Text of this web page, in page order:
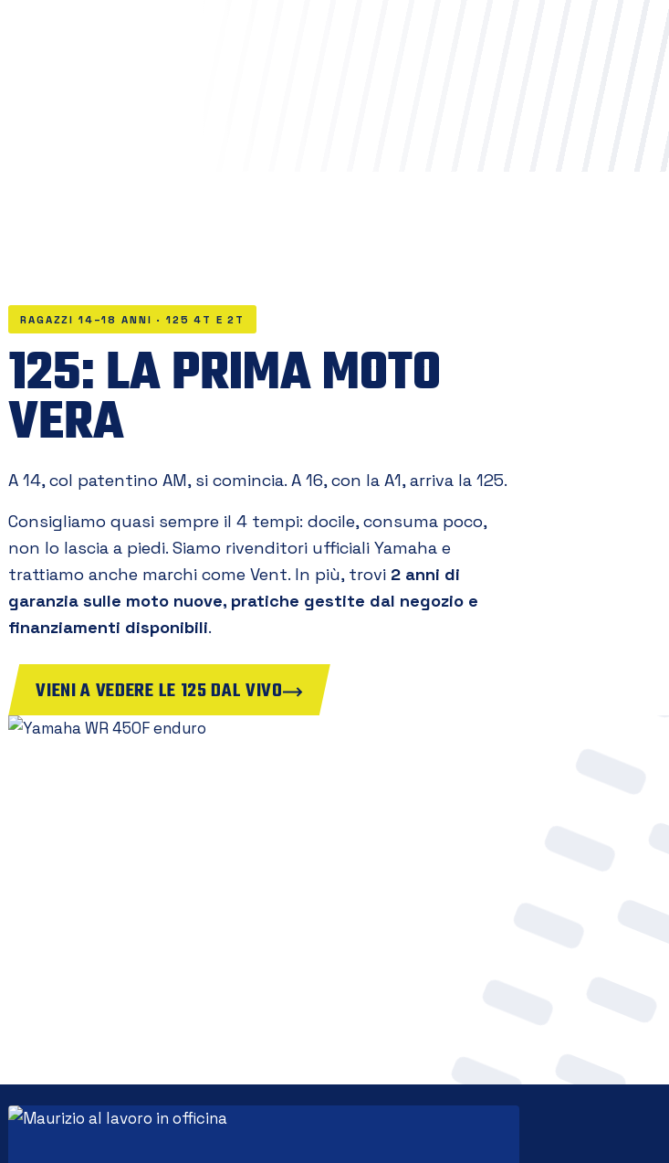
RAGAZZI 14–18 ANNI · 125 4T E 2T
125: LA PRIMA MOTO
VERA
A 14, col patentino AM, si comincia. A 16, con la A1, arriva la 125.
Consigliamo quasi sempre il 4 tempi: docile, consuma poco,
non lo lascia a piedi. Siamo rivenditori ufficiali Yamaha e
trattiamo anche marchi come Vent. In più, trovi 2 anni di
garanzia sulle moto nuove, pratiche gestite dal negozio e
finanziamenti disponibili.
VIENI A VEDERE LE 125 DAL VIVO